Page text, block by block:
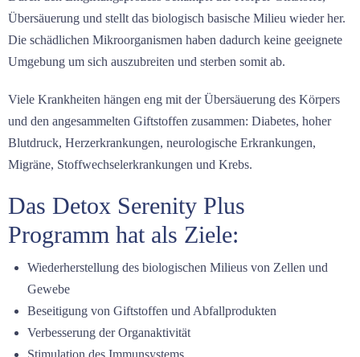
Übersäuerung und stellt das biologisch basische Milieu wieder her.
Die schädlichen Mikroorganismen haben dadurch keine geeignete
Umgebung um sich auszubreiten und sterben somit ab.
Viele Krankheiten hängen eng mit der Übersäuerung des Körpers
und den angesammelten Giftstoffen zusammen: Diabetes, hoher
Blutdruck, Herzerkrankungen, neurologische Erkrankungen,
Migräne, Stoffwechselerkrankungen und Krebs.
Das Detox Serenity Plus
Programm hat als Ziele:
Wiederherstellung des biologischen Milieus von Zellen und
Gewebe
Beseitigung von Giftstoffen und Abfallprodukten
Verbesserung der Organaktivität